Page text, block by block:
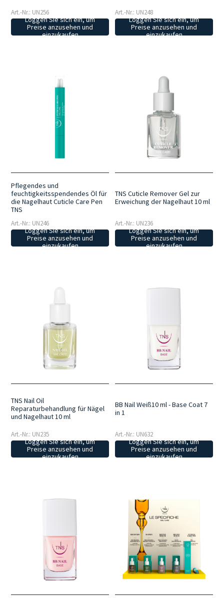
Art.-Nr.: UN256
Loggen Sie sich ein, um
Preise anzusehen und
einzukaufen
Art.-Nr.: UN248
Loggen Sie sich ein, um
Preise anzusehen und
einzukaufen
Pflegendes und
feuchtigkeitsspendendes Öl für
die Nagelhaut Cuticle Care Pen
TNS
Art.-Nr.: UN246
Loggen Sie sich ein, um
Preise anzusehen und
einzukaufen
TNS Cuticle Remover Gel zur
Erweichung der Nagelhaut 10 ml
Art.-Nr.: UN236
Loggen Sie sich ein, um
Preise anzusehen und
einzukaufen
TNS Nail Oil
Reparaturbehandlung für Nägel
und Nagelhaut 10 ml
Art.-Nr.: UN235
Loggen Sie sich ein, um
Preise anzusehen und
einzukaufen
BB Nail Weiß10 ml - Base Coat 7
in 1
Art.-Nr.: UN632
Loggen Sie sich ein, um
Preise anzusehen und
einzukaufen